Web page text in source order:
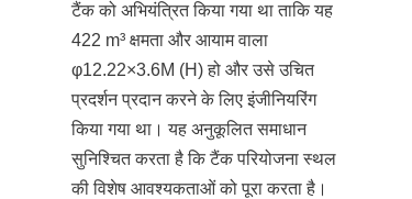
टैंक को अभियंत्रित किया गया था ताकि यह
422 m³ क्षमता और आयाम वाला
φ12.22×3.6M (H) हो और उसे उचित
प्रदर्शन प्रदान करने के लिए इंजीनियरिंग
किया गया था। यह अनुकूलित समाधान
सुनिश्चित करता है कि टैंक परियोजना स्थल
की विशेष आवश्यकताओं को पूरा करता है।